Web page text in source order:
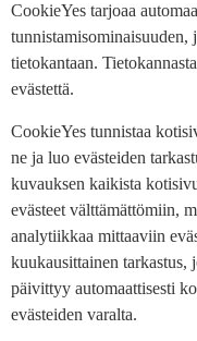
CookieYes tarjoaa
tunnistamisominaisuuden,
tietokantaan.
evästettä.
CookieYes tunnistaa
ne ja luo evästeiden
kuvauksen kaikista
evästeet välttämättömiin,
analytiikkaa mittaaviin
kuukausittainen tarkastus,
päivittyy automaattisesti
evästeiden varalta.